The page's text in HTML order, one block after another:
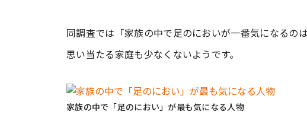
同調査では「家族の中で足のにおいが一番気になるの
思い当たる家庭も少なくないようです。
家族の中で「足のにおい」が最も気になる人物